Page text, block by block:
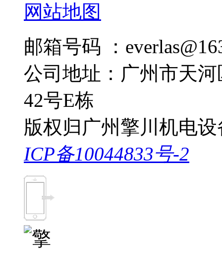
网站地图
邮箱号码 ：
公司地址：广州市天
42号E栋
版权归广州擎川机电
ICP备10044833号-2